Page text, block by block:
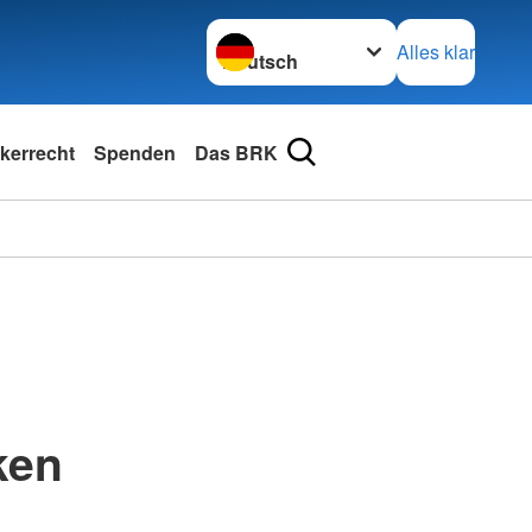
Sprache wechseln zu
Alles klar
Spenden Das BRK